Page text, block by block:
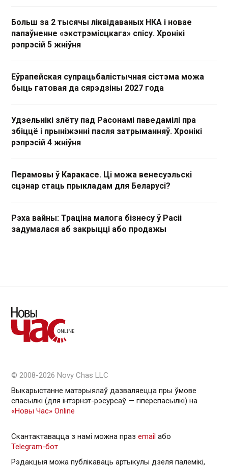
Больш за 2 тысячы ліквідаваных НКА і новае
папаўненне «экстрэмісцкага» спісу. Хронікі
рэпрэсій 5 жніўня
Еўрапейская супрацьбалістычная сістэма можа
быць гатовая да сярэдзіны 2027 года
Удзельнікі злёту пад Расонамі паведамілі пра
збіццё і прыніжэнні пасля затрыманняў. Хронікі
рэпрэсій 4 жніўня
Перамовы ў Каракасе. Ці можа венесуэльскі
сцэнар стаць прыкладам для Беларусі?
Рэха вайны: Траціна малога бізнесу ў Расіі
задумалася аб закрыцці або продажы
© 2008-2026 Novy Chas LLC
Выкарыстанне матэрыялаў дазваляецца пры ўмове
спасылкі (для інтэрнэт-рэсурсаў — гiперспасылкi) на
«Новы Час» Online
Скантактавацца з намі можна праз email або
Telegram-бот
Рэдакцыя можа публікаваць артыкулы дзеля палемікі,